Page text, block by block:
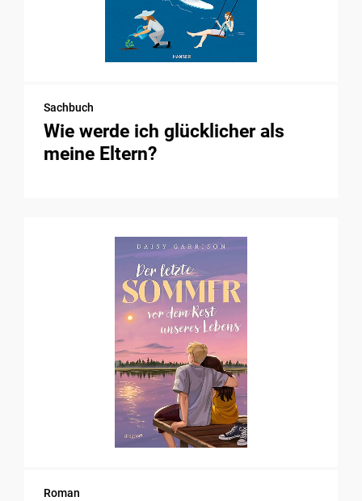
Sachbuch
Wie werde ich glücklicher als
meine Eltern?
Roman